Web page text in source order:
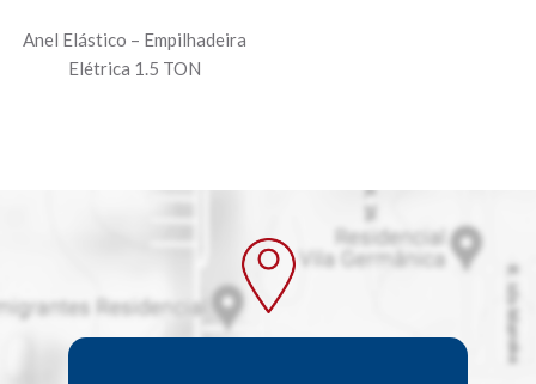
Anel Elástico – Empilhadeira
Elétrica 1.5 TON